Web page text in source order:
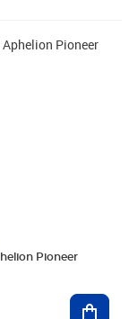
Pioneer